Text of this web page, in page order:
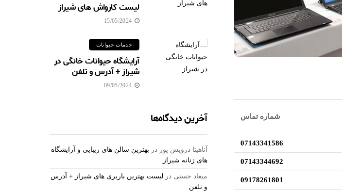
شماره تماس
07143341586
07143344692
09178261801
لیست کارواش های شیراز
15/05/2024
خدمات حیوانات
آرایشگاه حیوانات خانگی در
شیراز + آدرس و تلفن
09/05/2024
آخرین دیدگاه‌ها
آناهیتا درویش پور در بهترین سالن های زیبایی و آرایشگاه
های زنانه شیراز
میعاد حسنی در لیست بهترین باربری های شیراز + آدرس
و تلفن